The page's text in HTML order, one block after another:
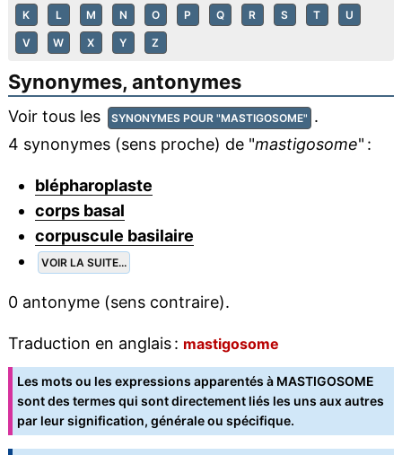
K L M N O P Q R S T U
V W X Y Z
Synonymes, antonymes
Voir tous les SYNONYMES POUR "MASTIGOSOME" .
4 synonymes (sens proche) de "mastigosome" :
blépharoplaste
corps basal
corpuscule basilaire
VOIR LA SUITE...
0 antonyme (sens contraire).
Traduction en anglais : mastigosome
Les mots ou les expressions apparentés à MASTIGOSOME
sont des termes qui sont directement liés les uns aux autres
par leur signification, générale ou spécifique.